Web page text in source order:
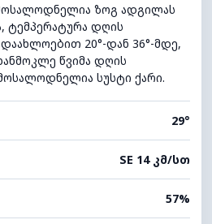
ზოგ ადგილას
ტემპერატურა დღის
20°-დან 36°-მდე,
წვიმა დღის
სუსტი ქარი.
29°
SE 14 კმ/სთ
57%